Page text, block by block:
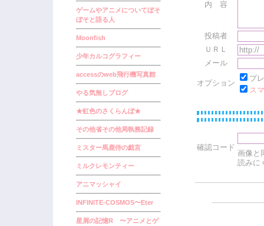
ゲームやアニメについてぼそ
ぼそと語る人
Moonfish
少年カルコグラフィー
accessのweb飛行機写真館
やる気無しブログ
★虹色のさくらんぼ★
その他省その他局執務記録
ミスター馬鹿侍の戯言
ミルクレモンティー
アニマッシャイ
INFINITE-COSMOS〜Eter
星屑の記憶R 〜アニメとゲ
内 容
投稿者
ＵＲＬ
メール
オプション
プ
ス
確認コード
画像と
読みに